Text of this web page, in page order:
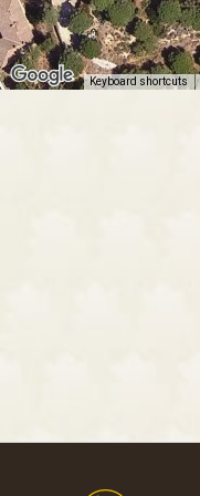
Keyboard shortcuts